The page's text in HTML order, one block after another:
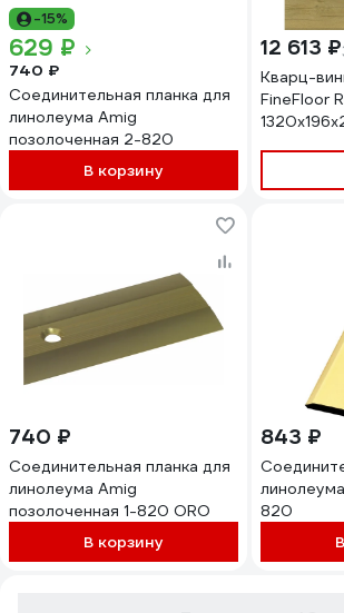
-15%
629 ₽
740 ₽
Соединительная планка для
линолеума Amig
позолоченная 2-820
В корзину
12 613 ₽
Кварц-
FineFloor
740 ₽
Соединительная планка для
линолеума Amig
позолоченная 1-820 ORO
В корзину
843 ₽
820